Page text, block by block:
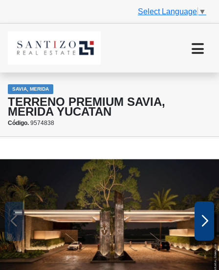
Select Language ▼
SAVIA, MERIDA
TERRENO PREMIUM SAVIA,
MERIDA YUCATAN
Código. 9574838